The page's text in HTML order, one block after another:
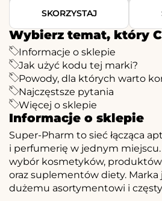
Wybierz temat, który
Informacje o sklepie
Jak użyć kodu tej marki?
Powody, dla których warto
Najczęstsze pytania
Więcej o sklepie
Informacje o sklepie
Super-Pharm to sieć łącząca
i perfumerię w jednym miejscu.
wybór kosmetyków,
oraz suplementów diety.
dużemu asortymentowi i
SKORZYSTAJ